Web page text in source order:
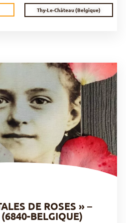
Thy-Le-Château (Belgique)
DE ROSES » –
BELGIQUE)